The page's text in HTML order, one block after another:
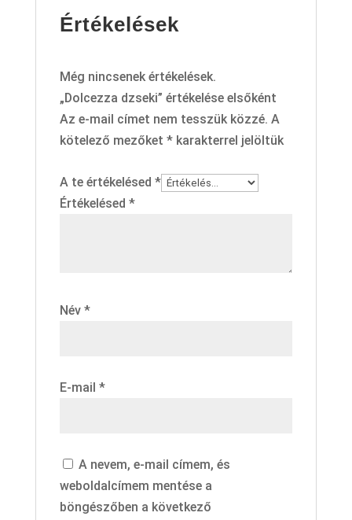
Értékelések
Még nincsenek értékelések.
„Dolcezza dzseki” értékelése elsőként
Az e-mail címet nem tesszük közzé. A
kötelező mezőket *karakterrel jelöltük
A te értékelésed *
Értékelésed *
Név *
E-mail *
A nevem, e-mail címem, és
weboldalcímem mentése a
böngészőben a következő